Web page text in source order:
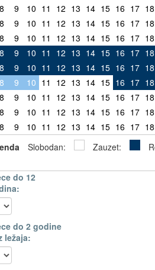
8 9 10 11 12 13 14 15 16 17 18
8 9 10 11 12 13 14 15 16 17 18
8 9 10 11 12 13 14 15 16 17 18
8 9 10 11 12 13 14 15 16 17 18
8 9 10 11 12 13 14 15 16 17 18
8 9 10 11 12 13 14 15 16 17 18
8 9 10 11 12 13 14 15 16 17 18
8 9 10 11 12 13 14 15 16 17 18
8 9 10 11 12 13 14 15 16 17 18
Slobodan: Zauzet:
do 12
do 2 godine
ležaja: